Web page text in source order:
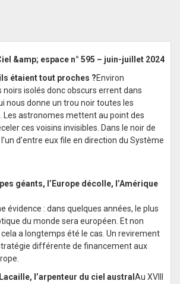
&amp; espace n° 595 – juin-juillet 2024
étaient tout proches ?Environ
noirs isolés donc obscurs errent dans
nous donne un trou noir toutes les
Les astronomes mettent au point des
ces voisins invisibles. Dans le noir de
d’entre eux file en direction du Système
géants, l’Europe décolle, l’Amérique
évidence : dans quelques années, le plus
du monde sera européen. Et non
a longtemps été le cas. Un revirement
différente de financement aux
l’arpenteur du ciel austral Au XVIII